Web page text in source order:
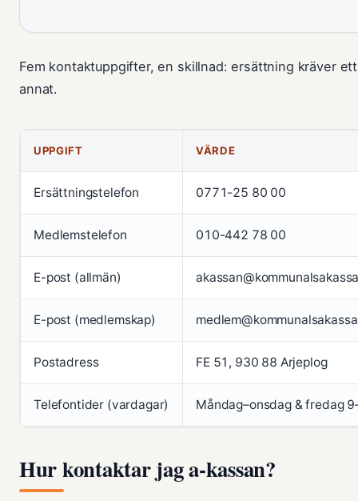
Fem kontaktuppgifter, en skillnad: ersättning kräver
annat.
UPPGIFT VÄRDE
Ersättningstelefon 0771-25 80 00
Medlemstelefon 010-442 78 00
E-post (allmän)
E-post (medlemskap)
Postadress FE 51, 930 88 Arjeplog
Telefontider (vardagar) Måndag–onsdag & fredag
Hur kontaktar jag a-kassan?